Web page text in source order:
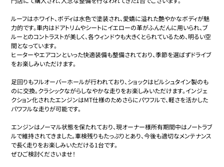
ルーフはホワイト、ボディは水色で塗装され、愛嬌に溢れた艶やかなボディが魅
力的です。車内はドアトリムやシートにイエローの革がふんだんに用いられ、ブ
ルーとのコントラストが美しく、各ウィンドウも大きくとられているため、明るい空
間となっています。
ヒーターやエアコンといった快適装備も整備されており、季節を選ばずドライブ
をお楽しみいただけます。
足回りもフルオーバーホールが行われており、ショックはビルシュタイン製のも
のに交換。クラシックながらしなやかな走りをお楽しみいただけます。インジェ
クション化されたエンジンはMT仕様のためさらにパワフルで、軽さを活かした
パワフルな走りが可能です。
エンジンはノーマル状態を保たれており、現オーナー様所有期間中はノートラブ
ルで維持されてきました。車検残りもたっぷりとあり、今後も適切なメンテナンス
で長く走りをお楽しみいただける1台です。
ぜひご検討くださいませ！